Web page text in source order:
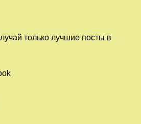
только лучшие посты в